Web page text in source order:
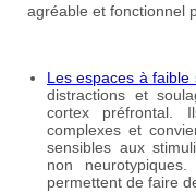
agréable et fonctionnel
Les espaces à faible
distractions et
cortex préfrontal.
complexes et
sensibles aux
non
permettent de faire